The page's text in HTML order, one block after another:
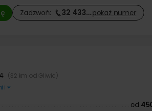
Zadzwoń: 32 433…pokaż numer
(32 km od Gliwic)
od